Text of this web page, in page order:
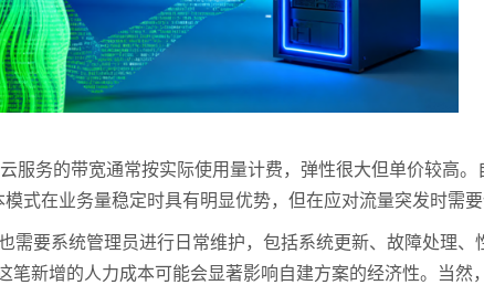
服务的带宽通常按实际使用量计费，弹性很大但单价较高。
式在业务量稳定时具有明显优势，但在应对流量突发时需
需要系统管理员进行日常维护，包括系统更新、故障处理
笔新增的人力成本可能会显著影响自建方案的经济性。当